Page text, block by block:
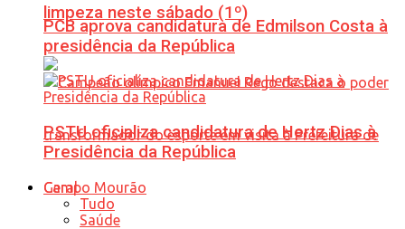
limpeza neste sábado (1º)
PCB aprova candidatura de Edmilson Costa à
presidência da República
PSTU oficializa candidatura de Hertz Dias à
Presidência da República
Geral
Tudo
Saúde